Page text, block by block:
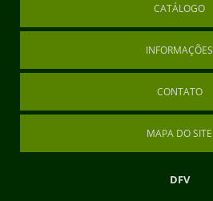
CATÁLOGO
INFORMAÇÕES
CONTATO
MAPA DO SITE
DFV